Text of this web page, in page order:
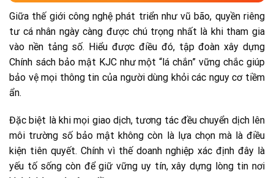
Giữa thế giới công nghệ phát triển như vũ bão, quyền riêng
tư cá nhân ngày càng được chú trọng nhất là khi tham gia
vào nền tảng số. Hiểu được điều đó, tập đoàn xây dựng
Chính sách bảo mật KJC như một “lá chắn” vững chắc giúp
bảo vệ mọi thông tin của người dùng khỏi các nguy cơ tiềm
ẩn.
Đặc biệt là khi mọi giao dịch, tương tác đều chuyển dịch lên
môi trường số bảo mật không còn là lựa chọn mà là điều
kiện tiên quyết. Chính vì thế doanh nghiệp xác định đây là
yếu tố sống còn để giữ vững uy tín, xây dựng lòng tin nơi